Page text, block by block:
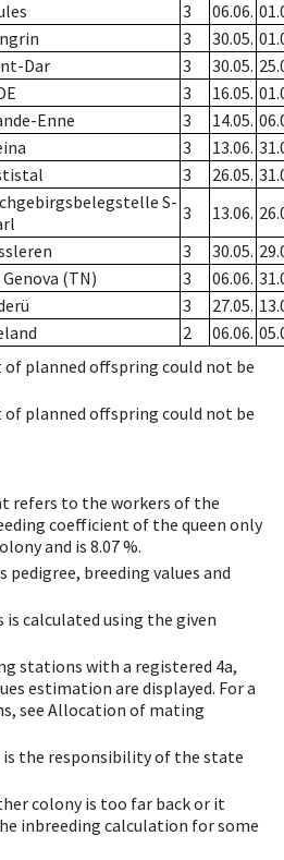
3 06.06.
3 30.05.
Dar 3 30.05.
3 16.05.
Enne 3 14.05.
3 13.06.
3 26.05.
S- 3 13.06.
3 30.05.
Genova (TN) 3 06.06.
3 27.05.
2 06.06.
planned offspring could not be
planned offspring could not be
refers to the workers of the
coefficient of the queen only
and is 8.07 %.
pedigree, breeding values and
calculated using the given
stations with a registered 4a,
estimation are displayed. For a
see Allocation of mating
is the responsibility of the state
colony is too far back or it
inbreeding calculation for some